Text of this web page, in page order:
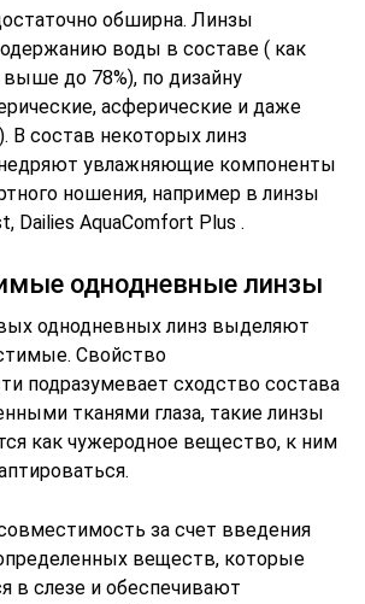
обширна. Линзы
воды в составе ( как
выше до 78%), по дизайну
асферические и даже
В состав некоторых линз
увлажняющие компоненты
ношения, например в линзы
Dailies AquaComfort Plus .
однодневные линзы
однодневных линз выделяют
Свойство
подразумевает сходство состава
тканями глаза, такие линзы
как чужеродное вещество, к ним
за счет введения
веществ, которые
в слезе и обеспечивают